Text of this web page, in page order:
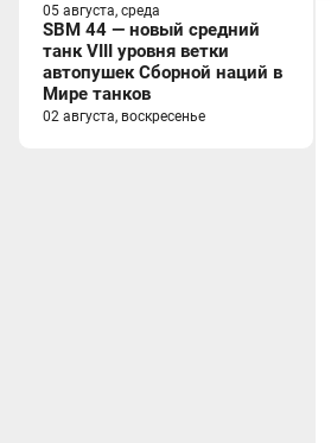
05 августа, среда
SBM 44 — новый средний
танк VIII уровня ветки
автопушек Сборной наций в
Мире танков
02 августа, воскресенье